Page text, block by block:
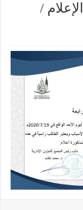
/